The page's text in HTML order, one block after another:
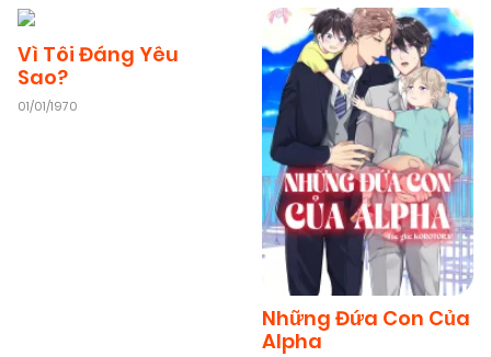
Vì Tôi Đáng Yêu
Sao?
01/01/1970
Những Đứa Con Của
Alpha